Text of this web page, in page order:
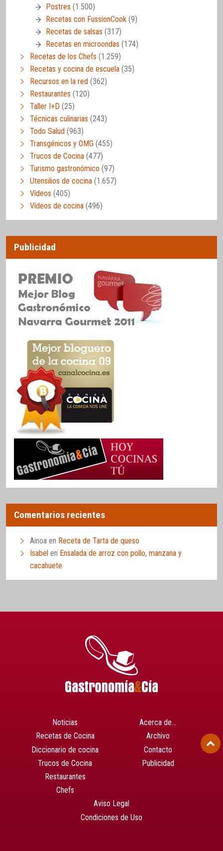
Postres (1.500)
Recetas con FussionCook (9)
Recetas de salsas (317)
Recetas en microondas (174)
Recetas de los Chefs (1.259)
Recetas y cocina de escuela (35)
Recursos en la red (362)
Restaurantes (120)
Taller I+D (25)
Técnicas culinarias (243)
Todo Salud (963)
Transgénicos y OMG (455)
Trucos de Cocina (477)
Turismo gastronómico (97)
Utensilios de cocina (1.657)
Vídeos (405)
Vídeos de cocina (496)
Publicidad
Comentarios recientes
Ainoa en Receta de Tarta de queso
Isabel en Ensalada de arroz con pollo, manzana y
cacahuete
Noticias
Recetas de Cocina
Diccionario de cocina
Trucos de Cocina
Restaurantes
Chefs
Acerca de…
Archivo
Contacto
Publicidad
Aviso Legal
Condiciones de Uso